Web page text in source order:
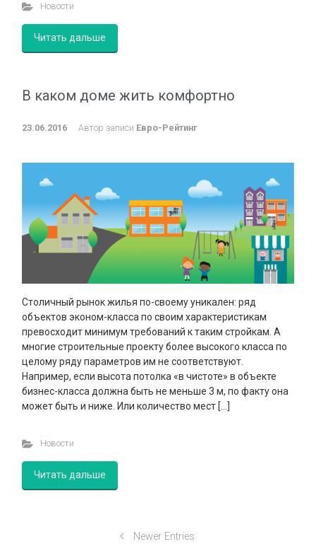
Новости
Читать дальше
В каком доме жить комфортно
23.06.2016 Автор записи Евро-Рейтинг
Столичный рынок жилья по-своему уникален: ряд
объектов эконом-класса по своим характеристикам
превосходит минимум требований к таким стройкам. А
многие строительные проекту более высокого класса по
целому ряду параметров им не соответствуют.
Например, если высота потолка «в чистоте» в объекте
бизнес-класса должна быть не меньше 3 м, по факту она
может быть и ниже. Или количество мест […]
Новости
Читать дальше
Newer Entries